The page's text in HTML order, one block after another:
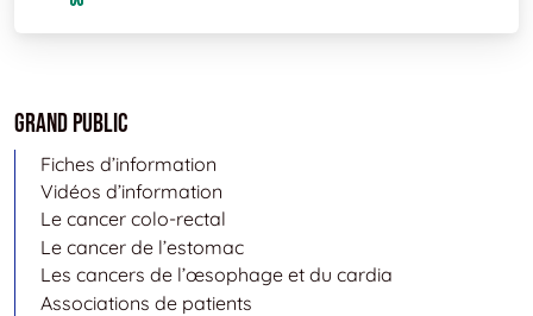
Grand public
Fiches d’information
Vidéos d’information
Le cancer colo-rectal
Le cancer de l’estomac
Les cancers de l’œsophage et du cardia
Associations de patients